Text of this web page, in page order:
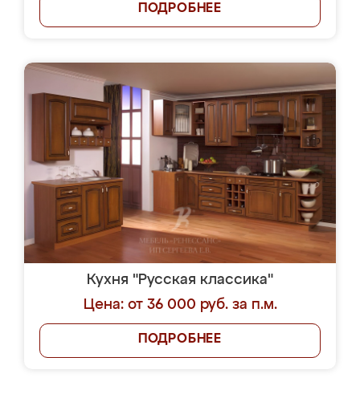
ПОДРОБНЕЕ
Кухня "Русская классика"
Цена: от 36 000 руб. за п.м.
ПОДРОБНЕЕ